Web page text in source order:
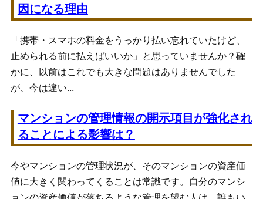
因になる理由
「携帯・スマホの料金をうっかり払い忘れていたけど、
止められる前に払えばいいか」と思っていませんか？確
かに、以前はこれでも大きな問題はありませんでした
が、今は違い...
マンションの管理情報の開示項目が強化され
ることによる影響は？
今やマンションの管理状況が、そのマンションの資産価
値に大きく関わってくることは常識です。自分のマンシ